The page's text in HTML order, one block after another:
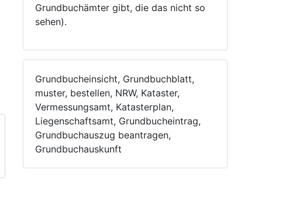
Grundbuchämter gibt, die das nicht so
sehen).
Grundbucheinsicht, Grundbuchblatt,
muster, bestellen, NRW, Kataster,
Vermessungsamt, Katasterplan,
Liegenschaftsamt, Grundbucheintrag,
Grundbuchauszug beantragen,
Grundbuchauskunft